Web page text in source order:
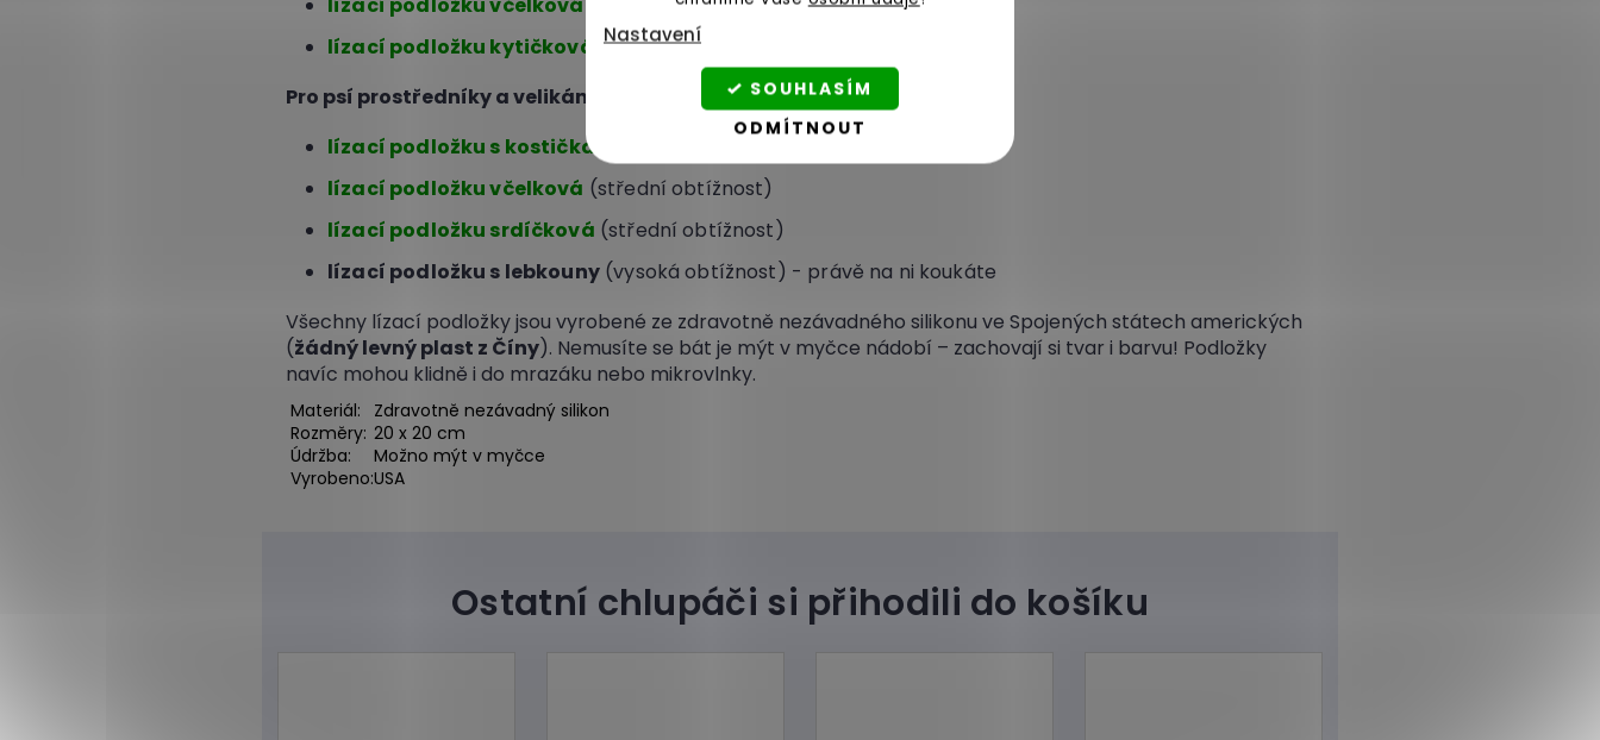
Nastavení
ODMÍTNOUT
SOUHLASÍM
lízací podložku kytičková malá(vysoká obtížnost)
Pro psí prostředníky a velikány máme:
lízací podložku s kostičkami
lízací podložku včelková (střední obtížnost)
lízací podložku srdíčková (střední obtížnost)
lízací podložku s lebkouny(vysoká obtížnost) - právě na ni koukáte
Všechny lízací podložky jsou vyrobené ze zdravotně nezávadného silikonu ve Spojených státech amerických
(žádný levný plast z Číny). Nemusíte se bát je mýt v myčce nádobí – zachovají si tvar i barvu! Podložky
navíc mohou klidně i do mrazáku nebo mikrovlnky.
Materiál:
Zdravotně nezávadný silikon
Rozměry: 20 x 20 cm
Údržba:
Možno mýt v myčce
Vyrobeno:USA